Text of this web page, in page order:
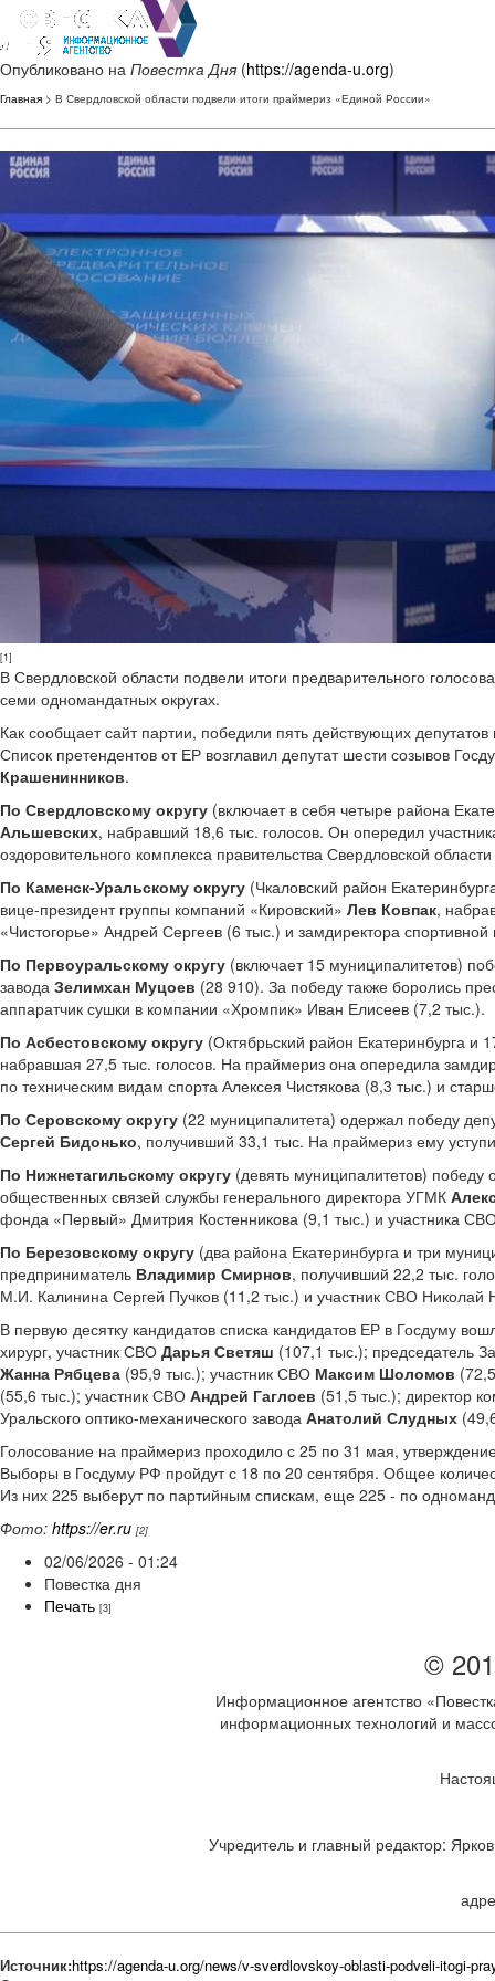
Опубликовано на Повестка Дня (https://agenda-u.org)
Главная > В Свердловской области подвели итоги праймериз «Единой России»
[1]
В Свердловской области подвели итоги предварительного
семи одномандатных округах.
Как сообщает сайт партии, победили пять действующих
Список претендентов от ЕР возглавил депутат шести созывов
Крашенинников.
По Свердловскому округу (включает в себя четыре района
Альшевских, набравший 18,6 тыс. голосов. Он опередил
оздоровительного комплекса правительства Свердловской
По Каменск-Уральскому округу (Чкаловский район
вице-президент группы компаний «Кировский» Лев Ковпак,
«Чистогорье» Андрей Сергеев (6 тыс.) и замдиректора
По Первоуральскому округу (включает 15 муниципалитетов)
завода Зелимхан Муцоев (28 910). За победу также боролись
аппаратчик сушки в компании «Хромпик» Иван Елисеев (7,2 тыс.).
По Асбестовскому округу (Октябрьский район Екатеринбурга и
набравшая 27,5 тыс. голосов. На праймериз она опередила
по техническим видам спорта Алексея Чистякова (8,3 тыс.) и
По Серовскому округу (22 муниципалитета) одержал победу
Сергей Бидонько, получивший 33,1 тыс. На праймериз ему
По Нижнетагильскому округу (девять муниципалитетов) победу
общественных связей службы генерального директора УГМК
фонда «Первый» Дмитрия Костенникова (9,1 тыс.) и участника
По Березовскому округу (два района Екатеринбурга и три
предприниматель Владимир Смирнов, получивший 22,2 тыс.
М.И. Калинина Сергей Пучков (11,2 тыс.) и участник СВО Николай
В первую десятку кандидатов списка кандидатов ЕР в Госдуму
хирург, участник СВО Дарья Светяш (107,1 тыс.); председатель
Жанна Рябцева (95,9 тыс.); участник СВО Максим Шоломов
(55,6 тыс.); участник СВО Андрей Гаглоев (51,5 тыс.); директор
Уральского оптико-механического завода Анатолий Слудных
Голосование на праймериз проходило с 25 по 31 мая,
Выборы в Госдуму РФ пройдут с 18 по 20 сентября. Общее
Из них 225 выберут по партийным спискам, еще 225 - по
Фото: https://er.ru [2]
02/06/2026 - 01:24
Повестка дня
Печать [3]
©
Информационное агентство
информационных технологий и
Учредитель и главный редактор:
Источник:https://agenda-u.org/news/v-sverdlovskoy-oblasti-podveli-itogi-